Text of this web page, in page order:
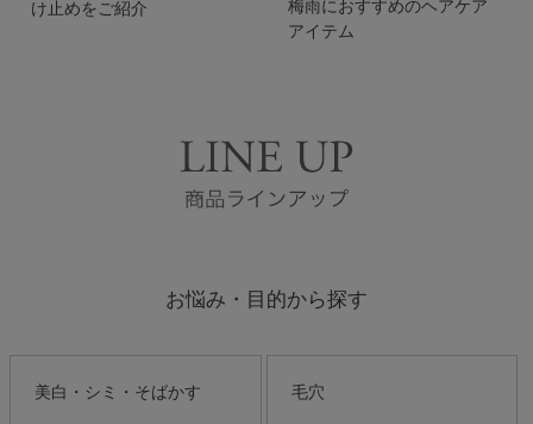
け止めをご紹介
梅雨におすすめのヘアケア
アイテム
お悩み・目的から探す
美白・シミ・そばかす 毛穴